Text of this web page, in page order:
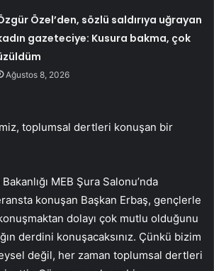
Özel’den, sözlü saldırıya uğrayan
gazeteciye: Kusura bakma, çok
Ağustos 8, 2026
toplumsal dertleri konuşan bir
MEB Şura Salonu’nda
konuşan Başkan Erbaş, gençlerle
dolayı çok mutlu olduğunu
derdini konuşacaksınız. Çünkü bizim
değil, her zaman toplumsal dertleri